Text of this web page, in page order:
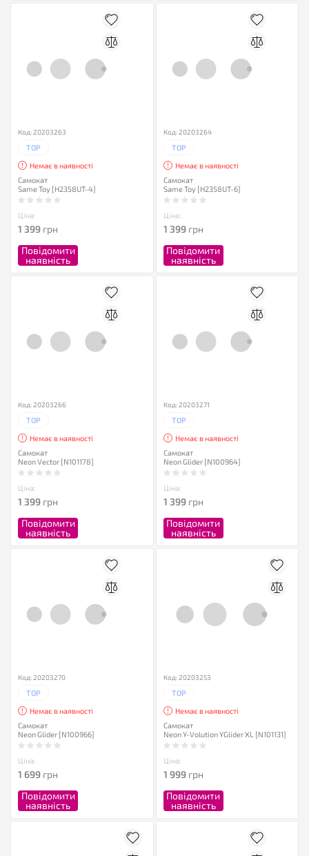
Код: 20203263
TOP
Немає в наявності
Самокат
Same Toy [H2358UT-4]
Ціна:
1 399 грн
Повідомити
наявність
Код: 20203264
TOP
Немає в наявності
Самокат
Same Toy [H2358UT-6]
Ціна:
1 399грн
Повідомити
наявність
Код: 20203266
TOP
Немає в наявності
Самокат
Neon Vector [N101178]
Ціна:
1 399 грн
Повідомити
наявність
Код: 20203271
TOP
Немає в наявності
Самокат
Neon Glider [N100964]
Ціна:
1 399грн
Повідомити
наявність
Код: 20203270
TOP
Немає в наявності
Самокат
Neon Glider [N100966]
Ціна:
1 699 грн
Повідомити
наявність
Код: 20203253
TOP
Немає в наявності
Самокат
Neon Y-Volution YGlider XL [N101131]
Ціна:
1 999грн
Повідомити
наявність